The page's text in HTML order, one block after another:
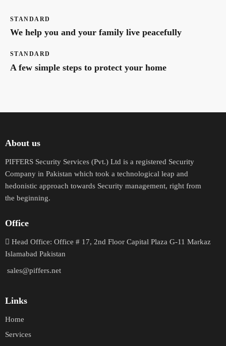
STANDARD
We help you and your family live peacefully
STANDARD
A few simple steps to protect your home
About us
PIFFERS Security Services (Pvt.) Ltd is a registered Security
Company in Pakistan which took a technological leap and
hedonistic approach towards Security management, right from
the beginning.
Office
Head Office: Office # 17, 2nd Floor Capital Plaza G-11 Markaz
Islamabad Pakistan
sales@piffers.net
Links
Home
Services